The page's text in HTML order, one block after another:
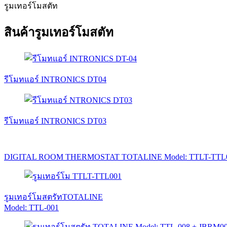
รูมเทอร์โมสตัท
สินค้ารูมเทอร์โมสตัท
รีโมทแอร์ INTRONICS DT04
รีโมทแอร์ INTRONICS DT03
DIGITAL ROOM THERMOSTAT TOTALINE Model: TTLT-
รูมเทอร์โมสตรัทTOTALINE
Model: TTL-001